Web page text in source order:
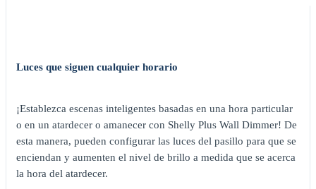
Luces que siguen cualquier horario
¡Establezca escenas inteligentes basadas en una hora particular
o en un atardecer o amanecer con Shelly Plus Wall Dimmer! De
esta manera, pueden configurar las luces del pasillo para que se
enciendan y aumenten el nivel de brillo a medida que se acerca
la hora del atardecer.